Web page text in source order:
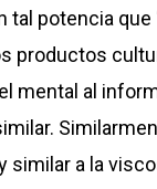
potencia que
productos
mental al
a la